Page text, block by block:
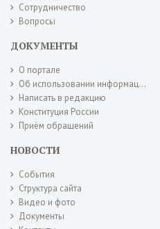
Сотрудничество
Вопросы
ДОКУМЕНТЫ
О портале
Об использовании информации сайта
Написать в редакцию
Конституция России
Приём обращений
НОВОСТИ
События
Структура сайта
Видео и фото
Документы